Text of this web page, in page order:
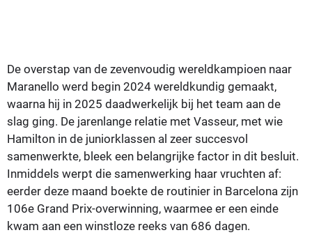
De overstap van de zevenvoudig wereldkampioen naar
Maranello werd begin 2024 wereldkundig gemaakt,
waarna hij in 2025 daadwerkelijk bij het team aan de
slag ging. De jarenlange relatie met Vasseur, met wie
Hamilton in de juniorklassen al zeer succesvol
samenwerkte, bleek een belangrijke factor in dit besluit.
Inmiddels werpt die samenwerking haar vruchten af:
eerder deze maand boekte de routinier in Barcelona zijn
106e Grand Prix-overwinning, waarmee er een einde
kwam aan een winstloze reeks van 686 dagen.